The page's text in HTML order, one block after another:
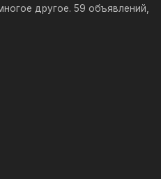
другое. 59 объявлений,